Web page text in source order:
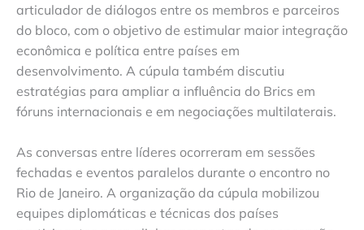
articulador de diálogos entre os membros e parceiros
do bloco, com o objetivo de estimular maior integração
econômica e política entre países em
desenvolvimento. A cúpula também discutiu
estratégias para ampliar a influência do Brics em
fóruns internacionais e em negociações multilaterais.
As conversas entre líderes ocorreram em sessões
fechadas e eventos paralelos durante o encontro no
Rio de Janeiro. A organização da cúpula mobilizou
equipes diplomáticas e técnicas dos países